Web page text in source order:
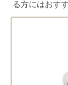
る方にはおす